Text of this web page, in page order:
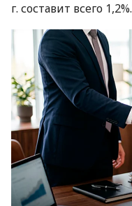
г. составит всего 1,2%.